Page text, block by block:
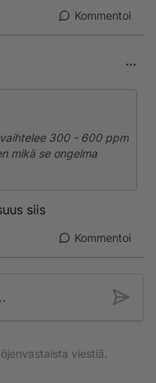
Kommentoi
300 - 600 ppm
mikä se ongelma
siis
Kommentoi
viestiä.